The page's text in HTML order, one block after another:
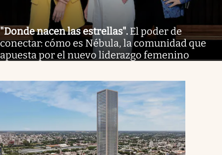
"Donde nacen las estrellas". El poder de
conectar: cómo es Nébula, la comunidad que
apuesta por el nuevo liderazgo femenino